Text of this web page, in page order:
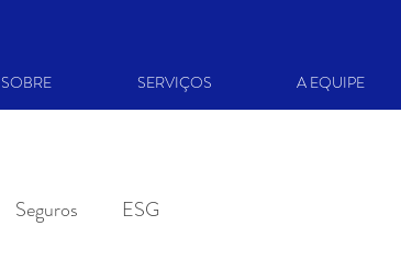
SOBRE SERVIÇOS A EQUIPE
Seguros ESG